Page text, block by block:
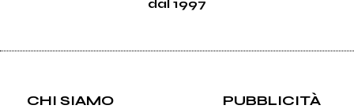
dal 1997
CHI SIAMO PUBBLICITÀ